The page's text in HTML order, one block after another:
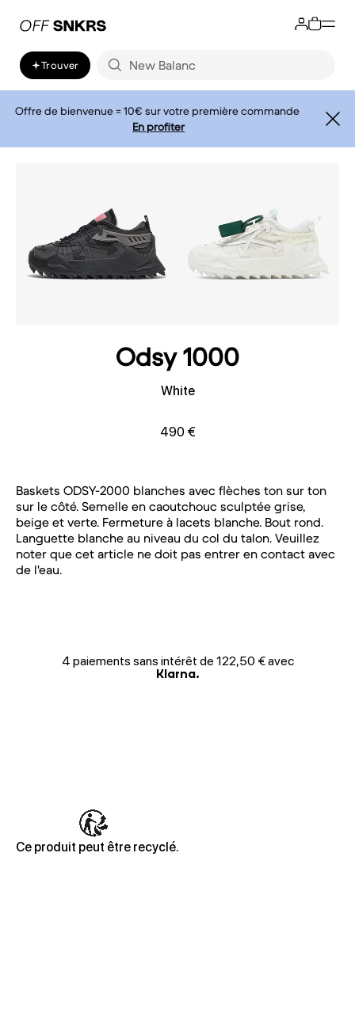
Trouver
Offre de bienvenue = 10€ sur votre première commande
En profiter
Odsy 1000
White
490 €
Baskets ODSY-2000 blanches avec flèches ton sur ton
sur le côté. Semelle en caoutchouc sculptée grise,
beige et verte. Fermeture à lacets blanche. Bout rond.
Languette blanche au niveau du col du talon. Veuillez
noter que cet article ne doit pas entrer en contact avec
de l'eau.
4 paiements sans intérêt de 122,50 € avec
Klarna.
Ce produit peut être recyclé.